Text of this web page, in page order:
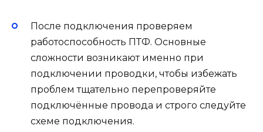
После подключения проверяем
работоспособность ПТФ. Основные
сложности возникают именно при
подключении проводки, чтобы избежать
проблем тщательно перепроверяйте
подключённые провода и строго следуйте
схеме подключения.